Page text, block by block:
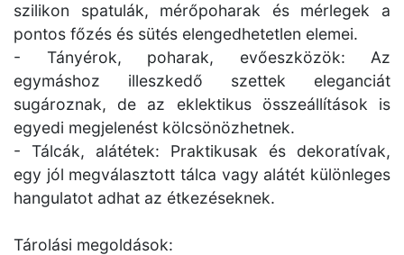
szilikon spatulák, mérőpoharak és mérlegek a
pontos főzés és sütés elengedhetetlen elemei.
- Tányérok, poharak, evőeszközök: Az
egymáshoz illeszkedő szettek eleganciát
sugároznak, de az eklektikus összeállítások is
egyedi megjelenést kölcsönözhetnek.
- Tálcák, alátétek: Praktikusak és dekoratívak,
egy jól megválasztott tálca vagy alátét különleges
hangulatot adhat az étkezéseknek.
Tárolási megoldások: